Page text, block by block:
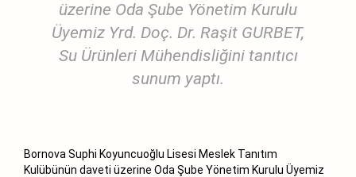
üzerine Oda Şube Yönetim Kurulu
Üyemiz Yrd. Doç. Dr. Raşit GURBET,
Su Ürünleri Mühendisliğini tanıtıcı
sunum yaptı.
Bornova Suphi Koyuncuoğlu Lisesi Meslek Tanıtım
Kulübünün daveti üzerine Oda Şube Yönetim Kurulu Üyemiz